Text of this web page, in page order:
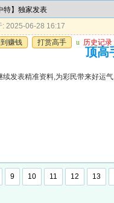
特】独家发表
: 2025-06-28 16:17
赚钱
打赏高手 u 历史记录
顶高
续发表精准资料,为彩民带来好运气
9 10 11 12 13